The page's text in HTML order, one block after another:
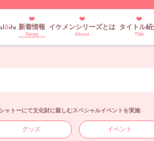
新着情報
News
イケメンシリーズとは
About
タイトル紹
Title
ャトーにて文化財に親しむスペシャルイベントを実施
グッズ イベント